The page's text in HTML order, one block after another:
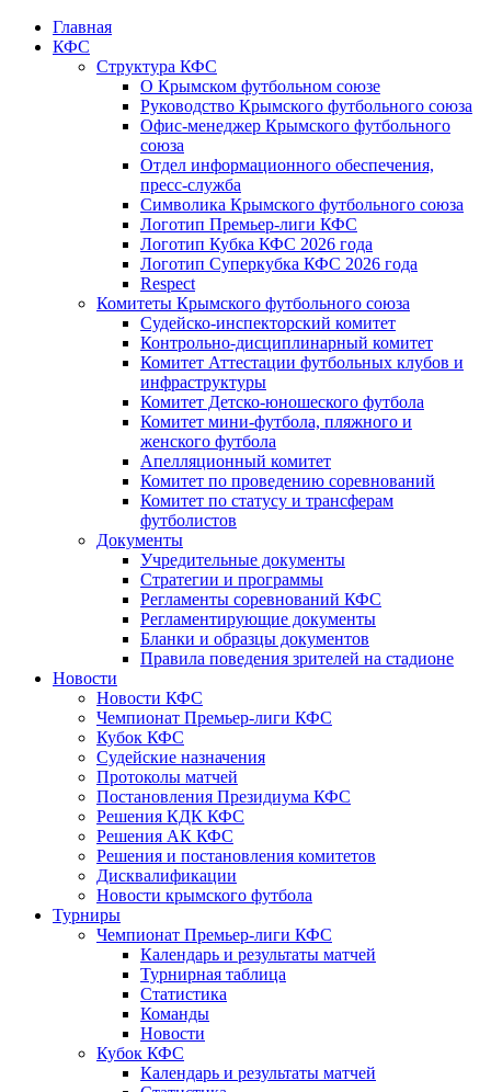
Главная
КФС
Структура КФС
О Крымском футбольном союзе
Руководство Крымского футбольного союза
Офис-менеджер Крымского футбольного
союза
Отдел информационного обеспечения,
пресс-служба
Символика Крымского футбольного союза
Логотип Премьер-лиги КФС
Логотип Кубка КФС 2026 года
Логотип Суперкубка КФС 2026 года
Respect
Комитеты Крымского футбольного союза
Судейско-инспекторский комитет
Контрольно-дисциплинарный комитет
Комитет Аттестации футбольных клубов и
инфраструктуры
Комитет Детско-юношеского футбола
Комитет мини-футбола, пляжного и
женского футбола
Апелляционный комитет
Комитет по проведению соревнований
Комитет по статусу и трансферам
футболистов
Документы
Учредительные документы
Стратегии и программы
Регламенты соревнований КФС
Регламентирующие документы
Бланки и образцы документов
Правила поведения зрителей на стадионе
Новости
Новости КФС
Чемпионат Премьер-лиги КФС
Кубок КФС
Судейские назначения
Протоколы матчей
Постановления Президиума КФС
Решения КДК КФС
Решения АК КФС
Решения и постановления комитетов
Дисквалификации
Новости крымского футбола
Турниры
Чемпионат Премьер-лиги КФС
Календарь и результаты матчей
Турнирная таблица
Статистика
Команды
Новости
Кубок КФС
Календарь и результаты матчей